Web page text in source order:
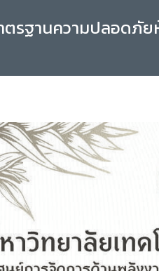
ตรฐานความปลอดภั